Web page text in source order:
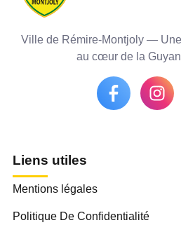
Ville de Rémire-Montjoly —
au cœur de la
Liens utiles
Mentions légales
Politique De Confidentialité